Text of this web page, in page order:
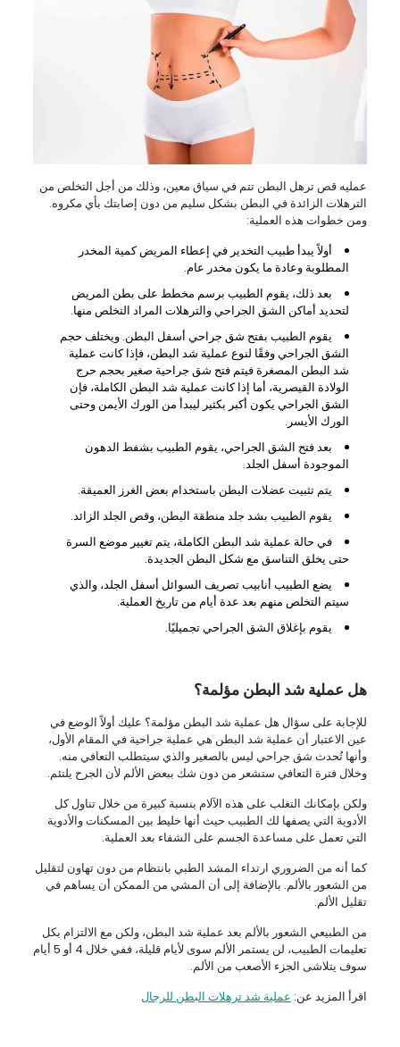
عمليه قص ترهل البطن تتم في سياق معين، وذلك من أجل التخلص من
الترهلات الزائدة في البطن بشكل سليم من دون إصابتك بأي مكروه.
ومن خطوات هذه العملية:
أولاً يبدأ طبيب التخدير في إعطاء المريض كمية المخدر
المطلوبة وعادة ما يكون مخدر عام.
بعد ذلك، يقوم الطبيب برسم مخطط على بطن المريض
لتحديد أماكن الشق الجراحي والترهلات المراد التخلص منها.
يقوم الطبيب بفتح شق جراحي أسفل البطن. ويختلف حجم
الشق الجراحي وفقًا لنوع عملية شد البطن، فإذا كانت عملية
شد البطن المصغرة فيتم فتح شق جراحية صغير بحجم حرج
الولادة القيصرية، أما إذا كانت عملية شد البطن الكاملة، فإن
الشق الجراحي يكون أكبر بكثير ليبدأ من الورك الأيمن وحتى
الورك الأيسر.
بعد فتح الشق الجراحي، يقوم الطبيب بشفط الدهون
الموجودة أسفل الجلد.
يتم تثبيت عضلات البطن باستخدام بعض الغرز العميقة.
يقوم الطبيب بشد جلد منطقة البطن، وقص الجلد الزائد.
في حالة عملية شد البطن الكاملة، يتم تغيير موضع السرة
حتى يخلق التناسق مع شكل البطن الجديدة.
يضع الطبيب أنابيب تصريف السوائل أسفل الجلد، والذي
سيتم التخلص منهم بعد عدة أيام من تاريخ العملية.
يقوم بإغلاق الشق الجراحي تجميليًا.
هل عملية شد البطن مؤلمة؟
للإجابة على سؤال هل عملية شد البطن مؤلمة؟ عليك أولاً الوضع في
عين الاعتبار أن عملية شد البطن هي عملية جراحية في المقام الأول،
وأنها تُحدث شق جراحي ليس بالصغير والذي سيتطلب التعافي منه.
وخلال فترة التعافي ستشعر من دون شك ببعض الألم لأن الجرح يلتئم.
ولكن بإمكانك التغلب على هذه الآلام بنسبة كبيرة من خلال تناول كل
الأدوية التي يصفها لك الطبيب حيث أنها خليط بين المسكنات والأدوية
التي تعمل على مساعدة الجسم على الشفاء بعد العملية.
كما أنه من الضروري ارتداء المشد الطبي بانتظام من دون تهاون لتقليل
من الشعور بالألم. بالإضافة إلى أن المشي من الممكن أن يساهم في
تقليل الألم.
من الطبيعي الشعور بالألم بعد عملية شد البطن، ولكن مع الالتزام بكل
تعليمات الطبيب، لن يستمر الألم سوى لأيام قليلة، ففي خلال 4 أو 5 أيام
سوف يتلاشى الجزء الأصعب من الألم.
اقرأ المزيد عن: عملية شد ترهلات البطن للرجال